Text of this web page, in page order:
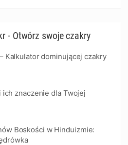
- Otwórz swoje czakry
Kalkulator dominującej czakry
ich znaczenie dla Twojej
Boskości w Hinduizmie: